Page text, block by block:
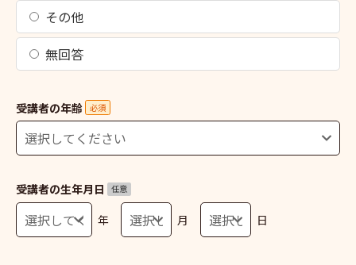
その他
無回答
受講者の年齢 必須
受講者の生年月日 任意
年 月 日